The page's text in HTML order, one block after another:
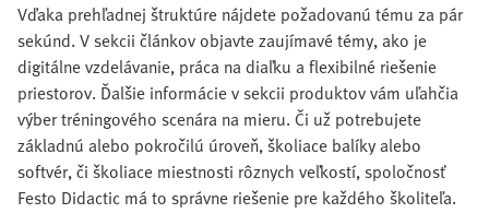
Vďaka prehľadnej štruktúre nájdete požadovanú tému za pár
sekúnd. V sekcii článkov objavte zaujímavé témy, ako je
digitálne vzdelávanie, práca na diaľku a flexibilné riešenie
priestorov. Ďalšie informácie v sekcii produktov vám uľahčia
výber tréningového scenára na mieru. Či už potrebujete
základnú alebo pokročilú úroveň, školiace balíky alebo
softvér, či školiace miestnosti rôznych veľkostí, spoločnosť
Festo Didactic má to správne riešenie pre každého školiteľa.